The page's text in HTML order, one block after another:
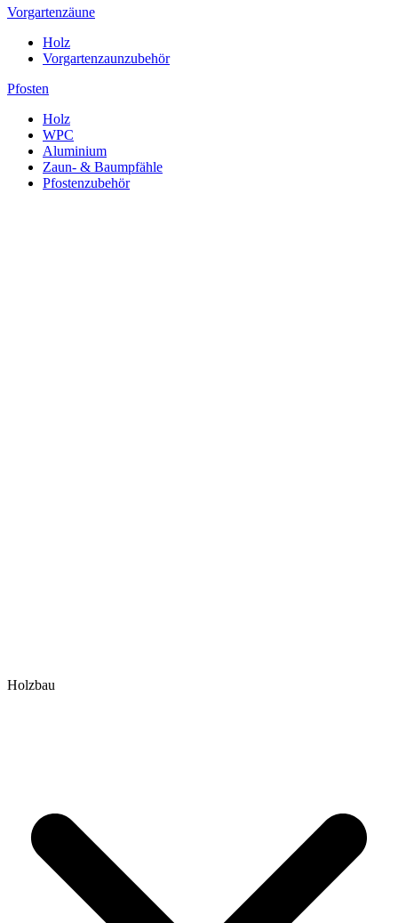
Vorgartenzäune
Holz
Vorgartenzaunzubehör
Pfosten
Holz
WPC
Aluminium
Zaun- & Baumpfähle
Pfostenzubehör
Holzbau